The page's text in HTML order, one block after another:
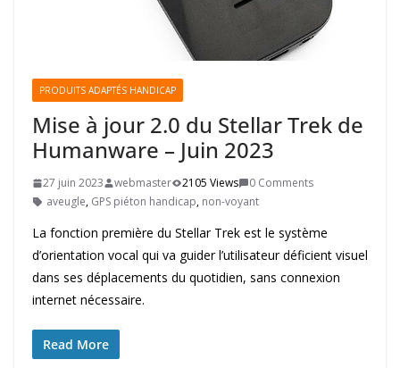
PRODUITS ADAPTÉS HANDICAP
Mise à jour 2.0 du Stellar Trek de
Humanware – Juin 2023
27 juin 2023 webmaster 2105 Views
0 Comments
aveugle, GPS piéton handicap, non-voyant
La fonction première du Stellar Trek est le système
d’orientation vocal qui va guider l’utilisateur déficient visuel
dans ses déplacements du quotidien, sans connexion
internet nécessaire.
Read More